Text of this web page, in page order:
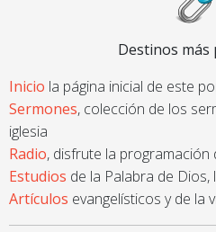
Destinos más
Inicio la página inicial de este
Sermones, colección de los
iglesia
Radio, disfrute la programación
Estudios de la Palabra de Dios,
Artículos evangelísticos y de la